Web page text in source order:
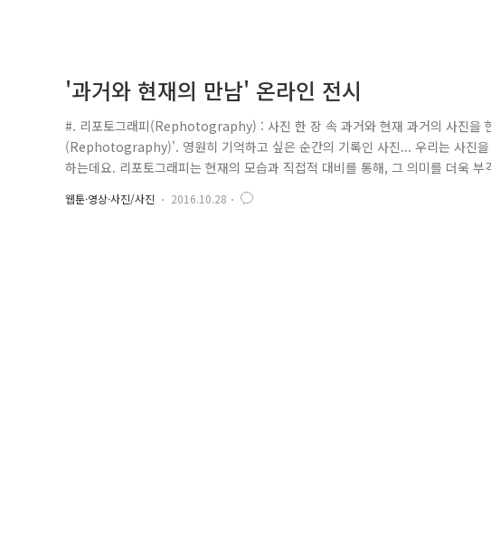
'과거와 현재의 만남' 온라인 전시
#. 리포토그래피(Rephotography) : 사진 한 장 속 과거와 현재 과거의 사진을
(Rephotography)'. 영원히 기억하고 싶은 순간의 기록인 사진... 우리는 사진
하는데요. 리포토그래피는 현재의 모습과 직접적 대비를 통해, 그 의미를 더욱
포토그래피 작업은 지난 6월부터 뉴스레터 내 「리포토그래피를 통해 만나는
왔는데요. 창경 71주년 경찰의 날을 맞아 그동안의 작업들을 정리해보며, 온라인
웹툰·영상·사진/사진 2016.10.28